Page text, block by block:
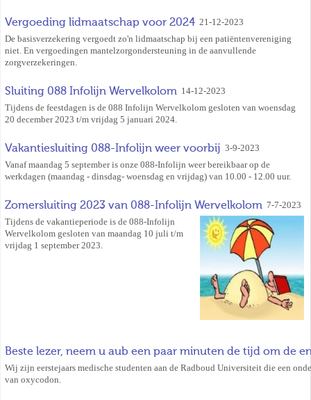
Vergoeding lidmaatschap voor 2024 21-12-2023
De basisverzekering vergoedt zo'n lidmaatschap bij een patiëntenvereniging
niet. En vergoedingen mantelzorgondersteuning in de aanvullende
zorgverzekeringen.
Sluiting 088 Infolijn Wervelkolom 14-12-2023
Tijdens de feestdagen is de 088 Infolijn Wervelkolom gesloten van woensdag
20 december 2023 t/m vrijdag 5 januari 2024.
Vakantiesluiting 088-Infolijn weer voorbij 3-9-2023
Vanaf maandag 5 september is onze 088-Infolijn weer bereikbaar op de
werkdagen (maandag - dinsdag- woensdag en vrijdag) van 10.00 - 12.00 uur.
Zomersluiting 2023 van 088-Infolijn Wervelkolom 7-7-2023
Tijdens de vakantieperiode is de 088-Infolijn
Wervelkolom gesloten van maandag 10 juli t/m
vrijdag 1 september 2023.
Beste lezer, neem u aub een paar minuten de tijd om de
Wij zijn eerstejaars medische studenten aan de Radboud Universiteit die een
van oxycodon.